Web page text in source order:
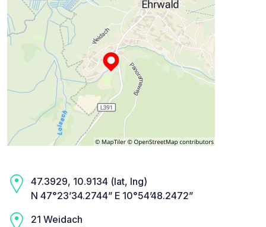
47.3929, 10.9134 (lat, lng)
N 47°23’34.2744” E 10°54’48.2472”
21 Weidach